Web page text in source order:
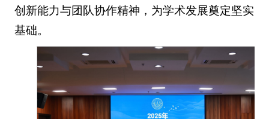
创新能力与团队协作精神，为学术发展奠定坚实
基础。